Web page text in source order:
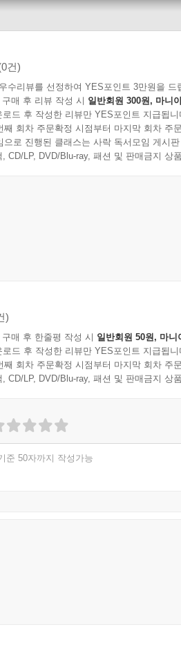
건)
수리뷰를 선정하여 YES포인트 3만원을 드
매 후 리뷰 작성 시 일반회원 300원, 마니
로드 후 작성한 리뷰만 YES포인트 지급됩니
째 회차 주문확정 시점부터 마지막 회차 주
으로 진행된 클래스는 사락 독서모임 게시
, CD/LP, DVD/Blu-ray, 패션 및 판매금지 상
)
매 후 한줄평 작성 시 일반회원 50원, 마니
로드 후 작성한 리뷰만 YES포인트 지급됩니
째 회차 주문확정 시점부터 마지막 회차 주
, CD/LP, DVD/Blu-ray, 패션 및 판매금지 상
준 50자까지 작성가능